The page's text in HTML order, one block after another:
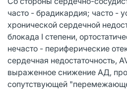
часто - брадикардия; часто -
хронической сердечной
блокада I степени,
нечасто - периферические
сердечная недостаточность,
выраженное снижение АД,
сопутствующей